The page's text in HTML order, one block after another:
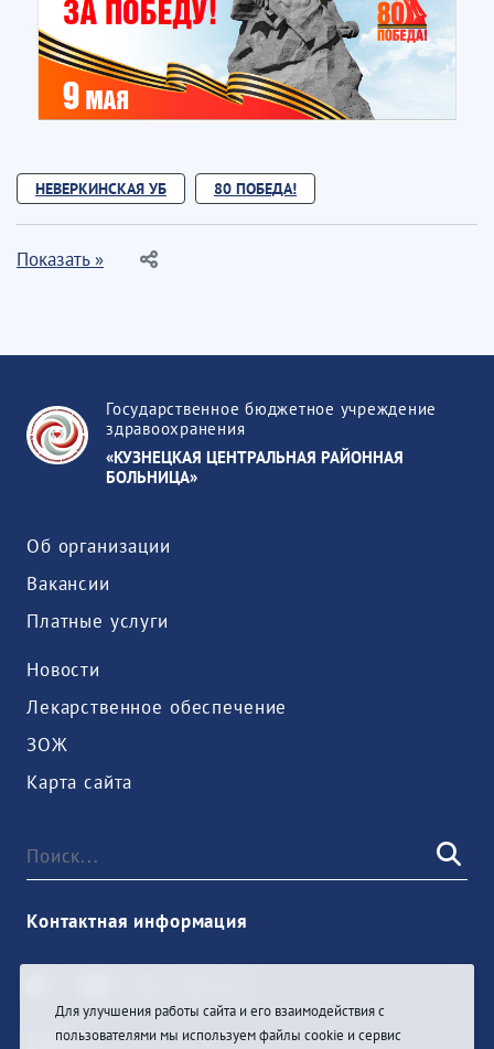
НЕВЕРКИНСКАЯ УБ 80 ПОБЕДА!
Показать »
Государственное бюджетное учреждение
здравоохранения
«КУЗНЕЦКАЯ ЦЕНТРАЛЬНАЯ РАЙОННАЯ
БОЛЬНИЦА»
Об организации
Вакансии
Платные услуги
Новости
Лекарственное обеспечение
ЗОЖ
Карта сайта
Контактная информация
Войти
Для улучшения работы сайта и его взаимодействия с
пользователями мы используем файлы cookie и сервис